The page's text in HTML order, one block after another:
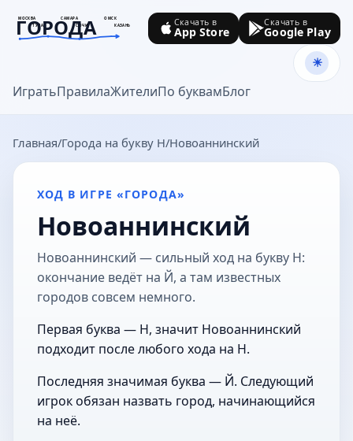
МОСКВА САМАРА
ОМСК
ТУЛА
СОЧИ КАЗАНЬ
ГОРОДА
goroda-na.ru
ИгратьПравилаЖителиПо буквамБлог
Скачать в
App Store
Скачать в
Google Play
Главная Города на букву Н Новоаннинский
ХОД В ИГРЕ «ГОРОДА»
Новоаннинский
Новоаннинский — сильный ход на букву Н:
окончание ведёт на Й, а там известных
городов совсем немного.
Первая буква — Н, значит Новоаннинский
подходит после любого хода на Н.
Последняя значимая буква — Й. Следующий
игрок обязан назвать город, начинающийся
на неё.